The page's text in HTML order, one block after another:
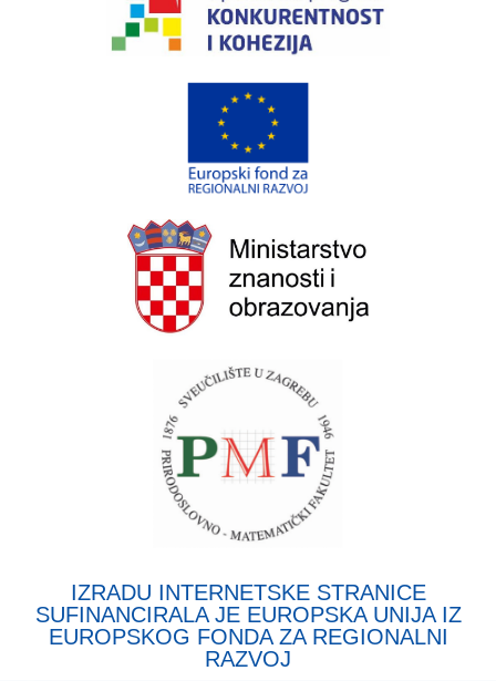
IZRADU INTERNETSKE STRANICE
SUFINANCIRALA JE EUROPSKA UNIJA IZ
EUROPSKOG FONDA ZA REGIONALNI
RAZVOJ